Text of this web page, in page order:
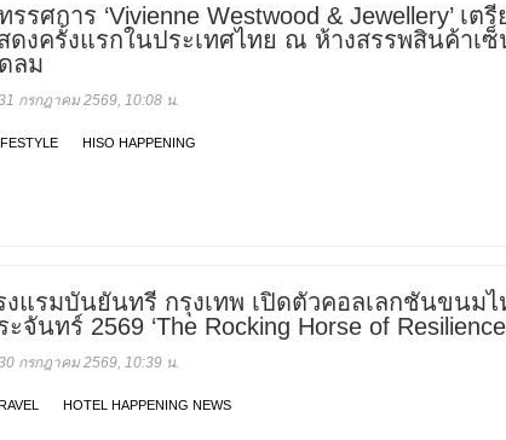
รรศการ ‘Vivienne Westwood & Jewellery’ เต
ดงครั้งแรกในประเทศไทย ณ ห้างสรรพสินค้าเซ็
ลม
กรกฎาคม 2569, 10:08 น.
HISO HAPPENING
งแรมบันยันทรี กรุงเทพ เปิดตัวคอลเลกชันขนมไ
ะจันทร์ 2569 ‘The Rocking Horse of
กรกฎาคม 2569, 10:39 น.
HOTEL HAPPENING NEWS